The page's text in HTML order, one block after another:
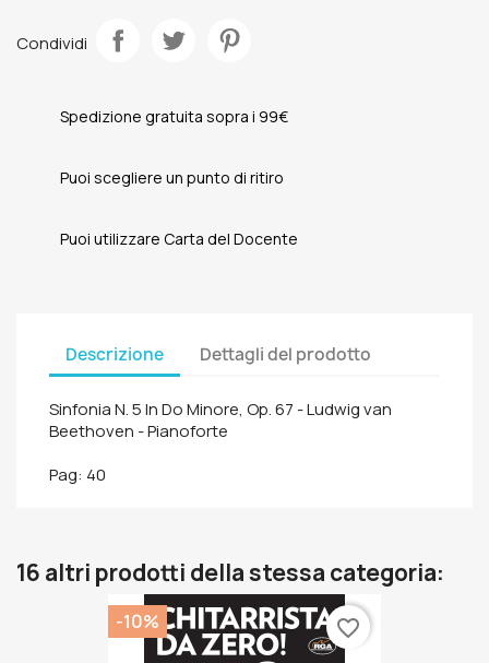
Condividi
Spedizione gratuita sopra i 99€
Puoi scegliere un punto di ritiro
Puoi utilizzare Carta del Docente
Descrizione Dettagli del prodotto
Sinfonia N. 5 In Do Minore, Op. 67 - Ludwig van
Beethoven - Pianoforte
Pag: 40
16 altri prodotti della stessa categoria:
-10% favorite_border